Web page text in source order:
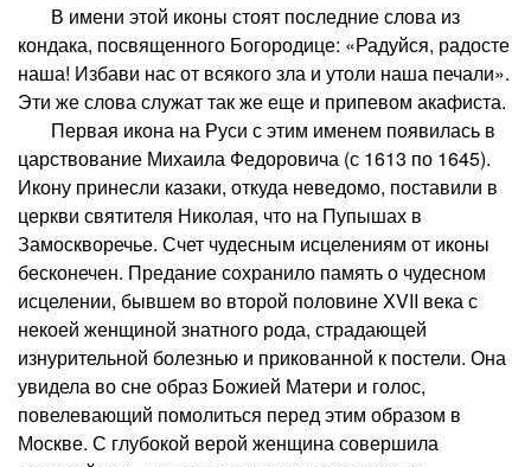
В имени этой иконы стоят последние слова из
кондака, посвященного Богородице: «Радуйся, радосте
наша! Избави нас от всякого зла и утоли наша печали».
Эти же слова служат так же еще и припевом акафиста.
Первая икона на Руси с этим именем появилась в
царствование Михаила Федоровича (с 1613 по 1645).
Икону принесли казаки, откуда неведомо, поставили в
церкви святителя Николая, что на Пупышах в
Замоскворечье. Счет чудесным исцелениям от иконы
бесконечен. Предание сохранило память о чудесном
исцелении, бывшем во второй половине XVII века с
некоей женщиной знатного рода, страдающей
изнурительной болезнью и прикованной к постели. Она
увидела во сне образ Божией Матери и голос,
повелевающий помолиться перед этим образом в
Москве. С глубокой верой женщина совершила